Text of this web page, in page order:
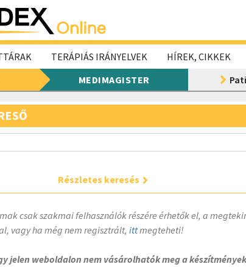
TERÁPIÁS IRÁNYELVEK HÍREK, CIKKEK
MEDIMAGISTER
Részletes keresés
csak szakmai felhasználók részére érhetők el, a
vagy ha még nem regisztrált, ittmegteheti!
jelen weboldalon nem vásárolhatók meg a